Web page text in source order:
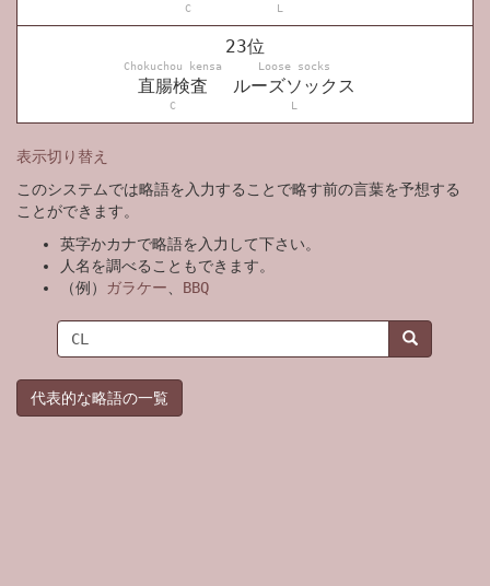
C L
23位
Chokuchou kensa Loose socks
直腸検査 ルーズソックス
C L
表示切り替え
このシステムでは略語を入力することで略す前の言葉を予想する
ことができます。
英字かカナで略語を入力して下さい。
人名を調べることもできます。
（例）
ガラケー BBQ
代表的な略語の一覧